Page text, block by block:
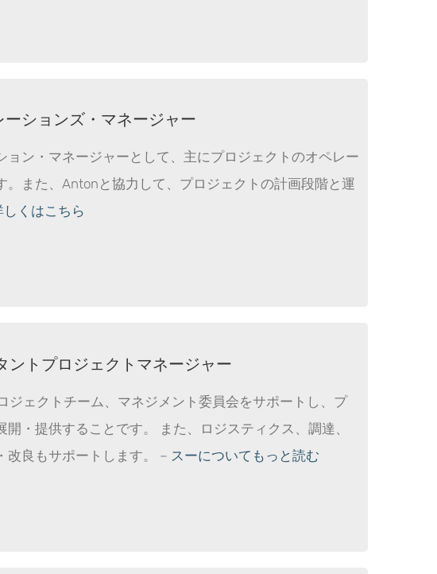
ションズ・マネージャー
ン・マネージャーとして、主にプロジェクトのオペレー
また、Antonと協力して、プロジェクトの計画段階と運
くはこちら
トプロジェクトマネージャー
ジェクトチーム、マネジメント委員会をサポートし、プ
・提供することです。 また、ロジスティクス、調達、
改良もサポートします。 – スーについてもっと読む